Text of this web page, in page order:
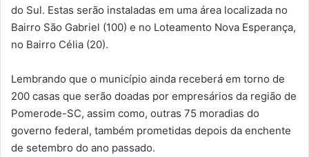
do Sul. Estas serão instaladas em uma área localizada no
Bairro São Gabriel (100) e no Loteamento Nova Esperança,
no Bairro Célia (20).
Lembrando que o município ainda receberá em torno de
200 casas que serão doadas por empresários da região de
Pomerode-SC, assim como, outras 75 moradias do
governo federal, também prometidas depois da enchente
de setembro do ano passado.